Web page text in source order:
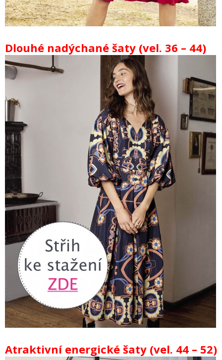
Dlouhé nadýchané šaty (vel. 36 – 44)
Atraktivní energické šaty (vel. 44 – 52)